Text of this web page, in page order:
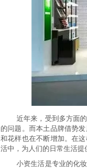
近年来，受到多方面
的问题。而本土品牌借势
和花样也在不断增加。在
活中，为人们的日常生活提
小资生活是专业的化